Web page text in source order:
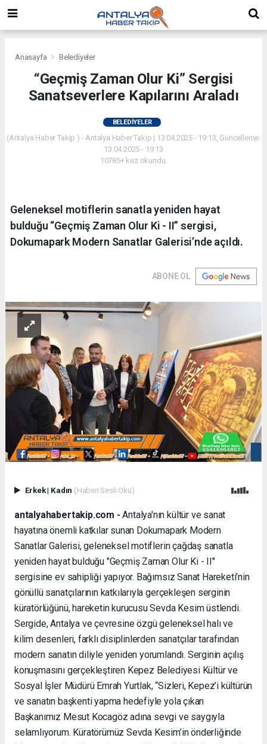
Anasayfa Belediyeler
“Geçmiş Zaman Olur Ki” Sergisi
Sanatseverlere Kapılarını Araladı
BELEDIYELER
(Antalya Haber Takip ) - Antalya Haber Takip | 13.04.2025 - 19:13, Güncelleme:
13.04.2025 - 19:13
10785+ kez okundu.
Geleneksel motiflerin sanatla yeniden hayat
bulduğu “Geçmiş Zaman Olur Ki - II” sergisi,
Dokumapark Modern Sanatlar Galerisi’nde açıldı.
ABONE OL
Erkek| Kadın (Haberi Sesli Oku)
antalyahabertakip.com - Antalya'nın kültür ve sanat
hayatına önemli katkılar sunan Dokumapark Modern
Sanatlar Galerisi, geleneksel motiflerin çağdaş sanatla
yeniden hayat bulduğu "Geçmiş Zaman Olur Ki - II"
sergisine ev sahipliği yapıyor. Bağımsız Sanat Hareketi’nin
gönüllü sanatçılarının katkılarıyla gerçekleşen serginin
küratörlüğünü, hareketin kurucusu Sevda Kesim üstlendi.
Sergide, Antalya ve çevresine özgü geleneksel halı ve
kilim desenleri, farklı disiplinlerden sanatçılar tarafından
modern sanatın diliyle yeniden yorumlandı. Serginin açılış
konuşmasını gerçekleştiren Kepez Belediyesi Kültür ve
Sosyal İşler Müdürü Emrah Yurtlak, “Sizleri, Kepez’i kültürün
ve sanatın başkenti yapma hedefiyle yola çıkan
Başkanımız Mesut Kocagöz adına sevgi ve saygıyla
selamlıyorum. Küratörümüz Sevda Kesim’in önderliğinde